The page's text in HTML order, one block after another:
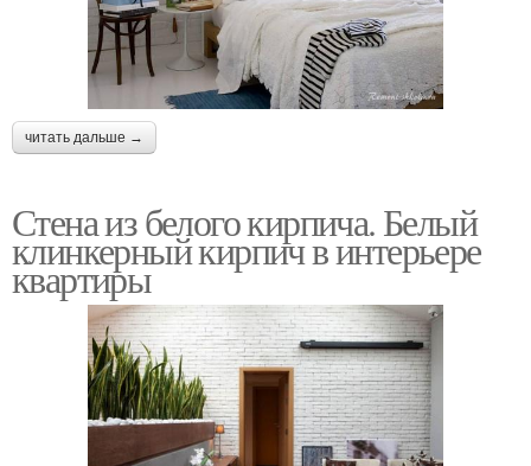
читать дальше →
Стена из белого кирпича. Белый
клинкерный кирпич в интерьере
квартиры